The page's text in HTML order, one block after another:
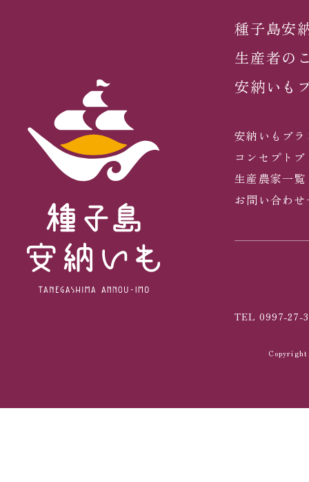
種子島安
生産者の
安納いも
安納いもブ
コンセプト
生産農家一覧
お問い合わ
TEL 0997-27-